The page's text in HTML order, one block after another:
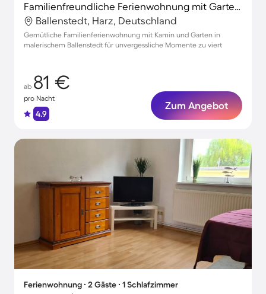
Familienfreundliche Ferienwohnung mit Garten und Grill
Ballenstedt, Harz, Deutschland
Gemütliche Familienferienwohnung mit Kamin und Garten in
malerischem Ballenstedt für unvergessliche Momente zu viert
ab 81 €
pro Nacht
4.9
Zum Angebot
Ferienwohnung ∙ 2 Gäste ∙ 1 Schlafzimmer